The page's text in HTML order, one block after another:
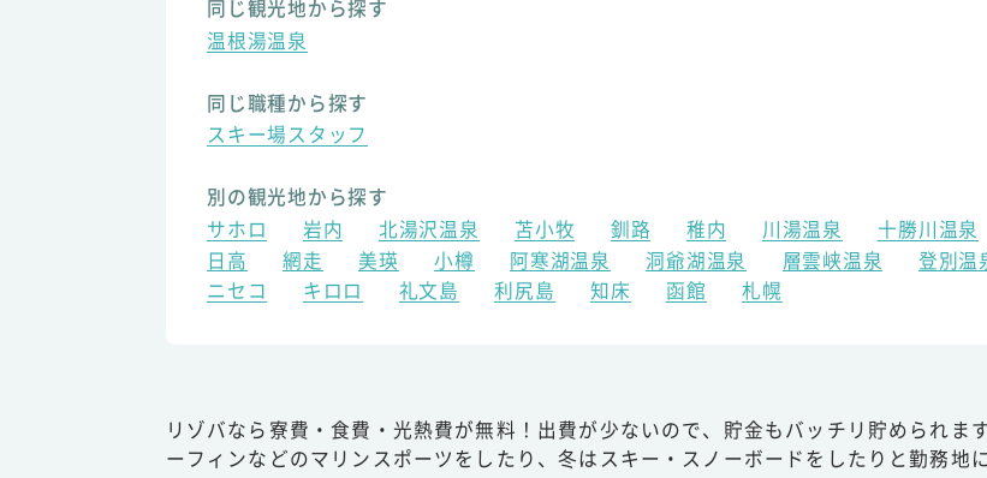
同じ観光地から探す
温根湯温泉
同じ職種から探す
スキー場スタッフ
別の観光地から探す
サホロ
岩内 北湯沢温泉 苫小牧 釧路 稚内 川湯温泉 十勝川温泉
日高
網走 美瑛 小樽 阿寒湖温泉 洞爺湖温泉 層雲峡温泉 登別温
ニセコ
キロロ 礼文島 利尻島 知床 函館 札幌
リゾバなら寮費・食費・光熱費が無料！出費が少ないので、貯金もバッチリ貯められ
ーフィンなどのマリンスポーツをしたり、冬はスキー・スノーボードをしたりと勤務地